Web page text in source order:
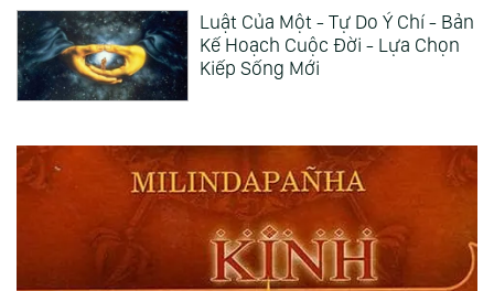
Luật Của Một - Tự Do Ý Chí - Bản
Kế Hoạch Cuộc Đời - Lựa Chọn
Kiếp Sống Mới